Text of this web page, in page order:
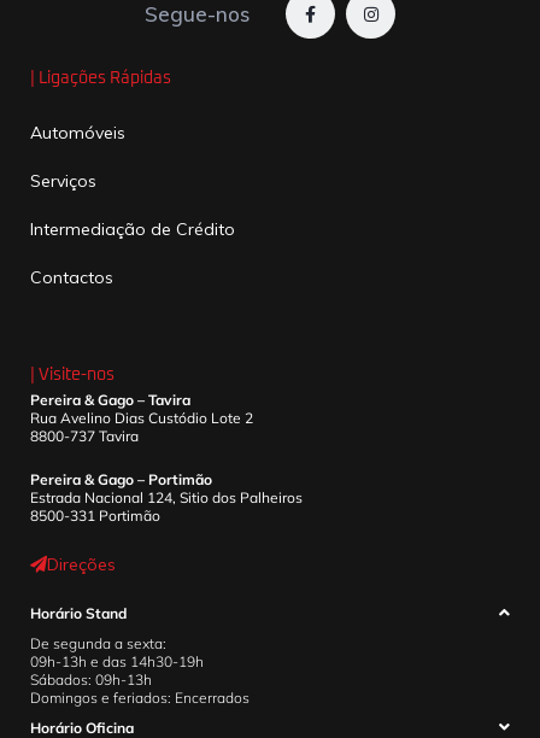
Segue-nos
| Ligações Rápidas
Automóveis
Serviços
Intermediação de Crédito
Contactos
| Visite-nos
Pereira & Gago – Tavira
Rua Avelino Dias Custódio Lote 2
8800-737 Tavira
Pereira & Gago – Portimão
Estrada Nacional 124, Sitio dos Palheiros
8500-331 Portimão
Direções
Horário Stand
De segunda a sexta:
09h-13h e das 14h30-19h
Sábados: 09h-13h
Domingos e feriados: Encerrados
Horário Oficina